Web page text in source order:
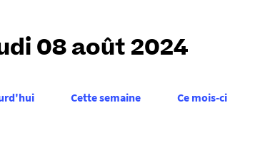
08 août 2024
Cette semaine Ce mois-ci